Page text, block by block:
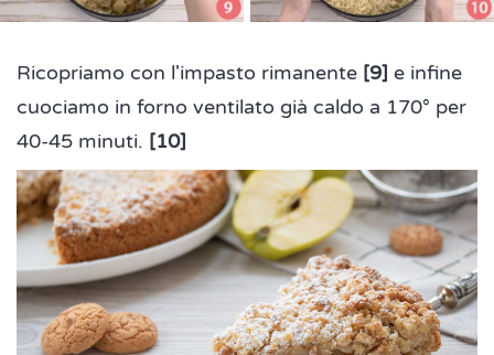
Ricopriamo con l'impasto rimanente [9] e infine
cuociamo in forno ventilato già caldo a 170° per
40-45 minuti. [10]